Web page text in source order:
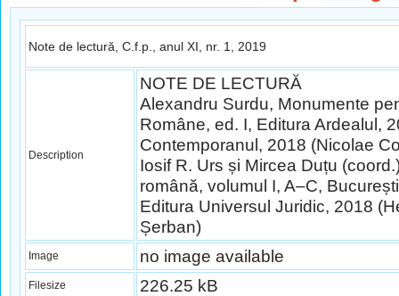
Note de lectură, C.f.p., anul XI, nr. 1, 2019
Description
NOTE DE LECTURĂ
Alexandru Surdu, Monumente
Române, ed. I, Editura Ardealul,
Contemporanul, 2018 (Nicolae
Iosif R. Urs și Mircea Duțu
română, volumul I, A–C,
Editura Universul Juridic, 2018
Șerban)
Image no image available
Filesize 226.25 kB